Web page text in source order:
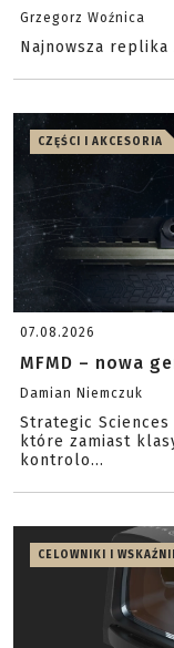
Grzegorz Woźnica
Najnowsza
CZĘŚCI I AKCESORIA
07.08.2026
MFMD – nowa
Damian Niemczuk
Strategic
które zamiast
kontrolo...
CELOWNIKI I